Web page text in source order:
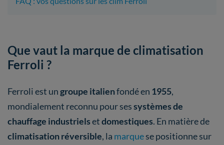
Que vaut la marque de climatisation
Ferroli ?
Ferroli est ungroupe italienfondé en 1955,
mondialement reconnu pour sessystèmes de
chauffage industrielsetdomestiques. En matière de
climatisation réversible, la marquese positionne sur